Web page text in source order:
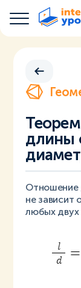
длины
Отношение
не зависит
любых двух